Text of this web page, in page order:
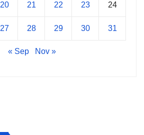
20 21 22 23 24
27 28 29 30 31
« Sep Nov »